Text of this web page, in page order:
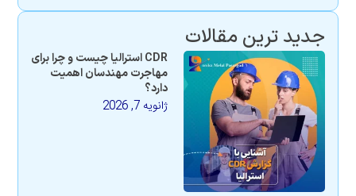
جدید ترین مقالات
CDR استرالیا چیست و چرا برای
مهاجرت مهندسان اهمیت
دارد؟
ژانویه 7, 2026